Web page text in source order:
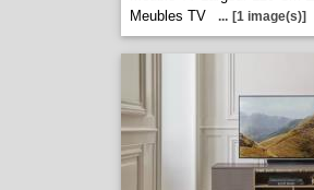
Meubles TV
... [1 image(s)]